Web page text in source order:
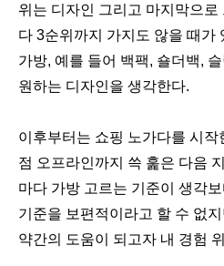
위는 디자인 그리고 마지막으
다 3순위까지 가지도 않을 때가
가방, 예를 들어 백팩, 숄더백,
원하는 디자인을 생각한다.
이후부터는 쇼핑 노가다를 시
점 오프라인까지 쓱 훑은 다음
마다 가방 고르는 기준이 생각
기준을 보편적이라고 할 수 없
약간의 도움이 되고자 내 경험